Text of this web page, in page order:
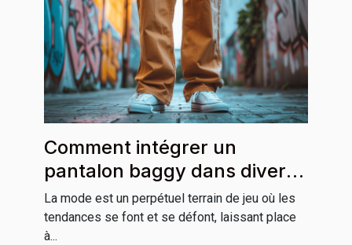
Comment intégrer un
pantalon baggy dans divers
styles vestimentaires
La mode est un perpétuel terrain de jeu où les
tendances se font et se défont, laissant place
à...